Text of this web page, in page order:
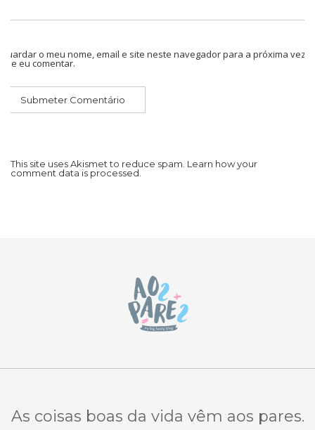
Guardar o meu nome, email e site neste navegador para a próxima vez
que eu comentar.
This site uses Akismet to reduce spam. Learn how your
comment data is processed.
As coisas boas da vida vêm aos pares.